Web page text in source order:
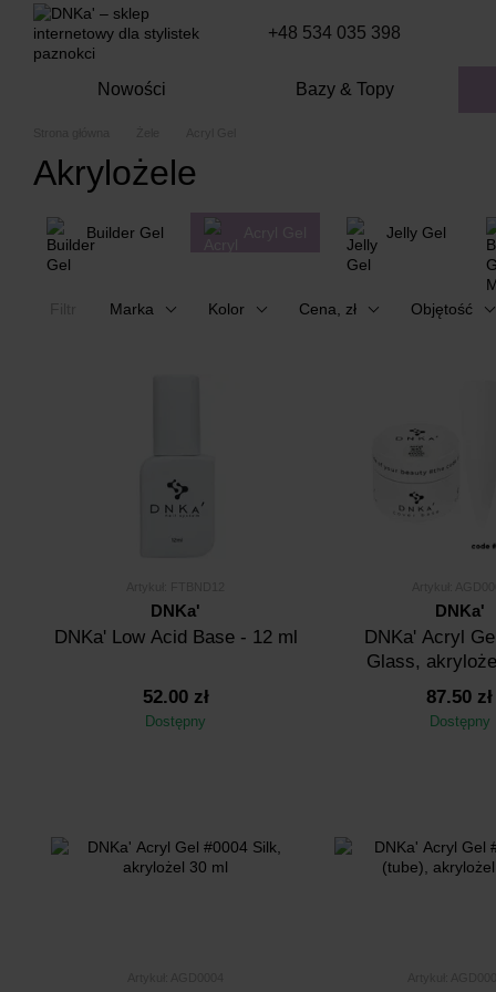
Перейти к основному контенту
+48 534 035 398
Nowości Bazy & Topy
Akrylożele
Builder Gel Jelly Gel
Marka Kolor Cena, zł Objętość
DNKa'
DNKa' Low Acid Base - 12 ml
52.00 zł
Dostępny
DNKa'
DNKa' Аcryl
Glass,
87.50 zł
Dostępny